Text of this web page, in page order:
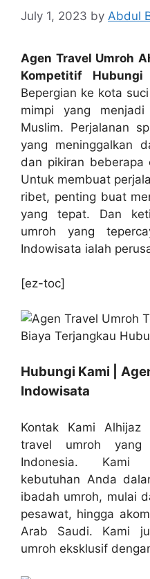
July 1, 2023 by Abdul
Agen Travel Umroh
Kompetitif
Bepergian ke kota
mimpi yang
Muslim. Perjalanan
yang meninggalkan
dan pikiran beberapa
Untuk membuat
ribet, penting buat
yang tepat. Dan
umroh yang
Indowisata ialah
[ez-toc]
Hubungi Kami |
Indowisata
Kontak Kami Alhijaz
travel umroh
Indonesia. Kami
kebutuhan Anda
ibadah umroh, mulai
pesawat, hingga
Arab Saudi. Kami
umroh eksklusif